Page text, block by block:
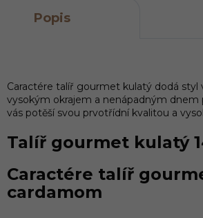
Popis
Caractére talíř gourmet kulatý dodá
vysokým okrajem a nenápadným dnem
vás potěší svou prvotřídní kvalitou a
Talíř gourmet kulatý
Caractére talíř
cardamom